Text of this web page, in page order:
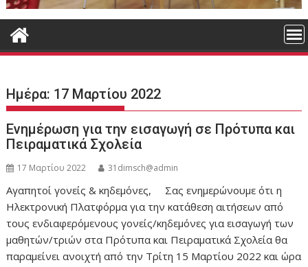
Ημέρα: 17 Μαρτίου 2022
Ενημέρωση για την εισαγωγή σε Πρότυπα και
Πειραματικά Σχολεία
17 Μαρτίου 2022 31dimsch@admin
Αγαπητοί γονείς & κηδεμόνες, Σας ενημερώνουμε ότι η
Ηλεκτρονική Πλατφόρμα για την κατάθεση αιτήσεων από
τους ενδιαφερόμενους γονείς/κηδεμόνες για εισαγωγή των
μαθητών/τριών στα Πρότυπα και Πειραματικά Σχολεία θα
παραμείνει ανοιχτή από την Τρίτη 15 Μαρτίου 2022 και ώρα